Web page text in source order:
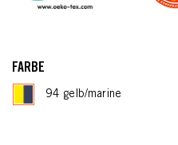
FARBE
94 gelb/marine